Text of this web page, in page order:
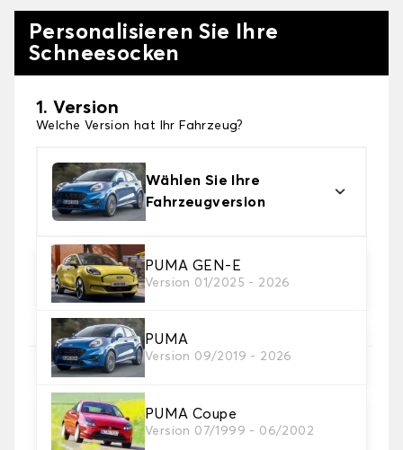
Personalisieren Sie Ihre
Schneesocken
1. Version
Welche Version hat Ihr Fahrzeug?
Wählen Sie Ihre
Fahrzeugversion
PUMA GEN-E
Version 01/2025 - 2026
PUMA
Version 09/2019 - 2026
PUMA Coupe
Version 07/1999 - 06/2002
2. Finishing Schneesocke
Wählen Sie die passenden Schneesocken für Ihre
Bedürfnisse.
3. Dimensionen
Wo finde ich meine Reifengröße?